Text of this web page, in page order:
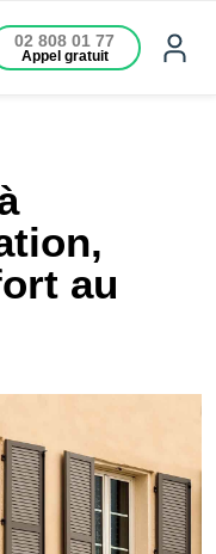
02 808 01 77
Appel gratuit
au